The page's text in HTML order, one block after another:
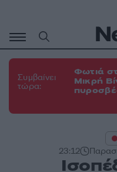
περιεχόμενο
Συμβαίνει
τώρα:
Φωτιά
Μικρή
23:12